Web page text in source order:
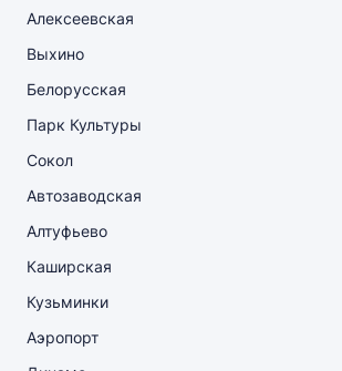
Алексеевская
Выхино
Белорусская
Парк Культуры
Сокол
Автозаводская
Алтуфьево
Каширская
Кузьминки
Аэропорт